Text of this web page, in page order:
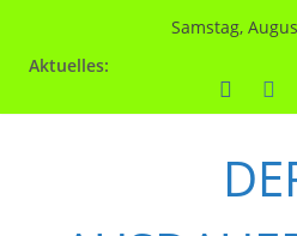
Samstag,
Aktuelles: